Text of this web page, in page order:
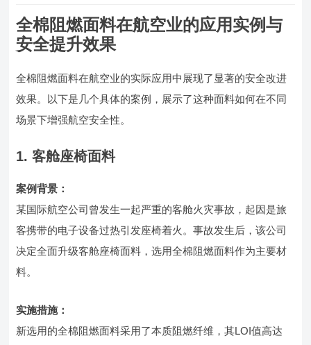
全棉阻燃面料在航空业的应用实例与
安全提升效果
全棉阻燃面料在航空业的实际应用中展现了显著的安全改进
效果。以下是几个具体的案例，展示了这种面料如何在不同
场景下增强航空安全性。
1. 客舱座椅面料
案例背景：
某国际航空公司曾发生一起严重的客舱火灾事故，起因是旅
客携带的电子设备过热引发座椅着火。事故发生后，该公司
决定全面升级客舱座椅面料，选用全棉阻燃面料作为主要材
料。
实施措施：
新选用的全棉阻燃面料采用了本质阻燃纤维，其LOI值高达